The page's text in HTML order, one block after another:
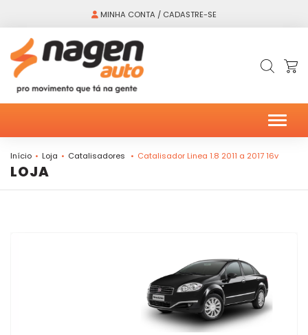
MINHA CONTA / CADASTRE-SE
Início Loja Catalisadores Catalisador Linea 1.8 2011 a 2017 16v
LOJA